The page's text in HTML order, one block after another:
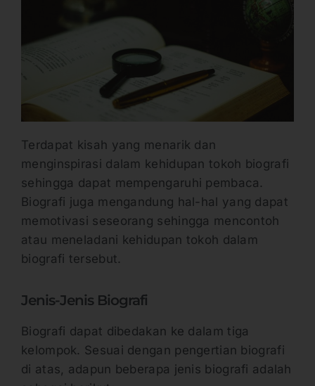
Terdapat kisah yang menarik dan
menginspirasi dalam kehidupan tokoh biografi
sehingga dapat mempengaruhi pembaca.
Biografi juga mengandung hal-hal yang dapat
memotivasi seseorang sehingga mencontoh
atau meneladani kehidupan tokoh dalam
biografi tersebut.
Jenis-Jenis Biografi
Biografi dapat dibedakan ke dalam tiga
kelompok. Sesuai dengan pengertian biografi
di atas, adapun beberapa jenis biografi adalah